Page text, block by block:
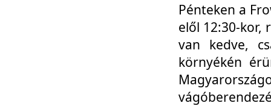
Pénteken a
elől 12:30-kor,
van kedve,
környékén